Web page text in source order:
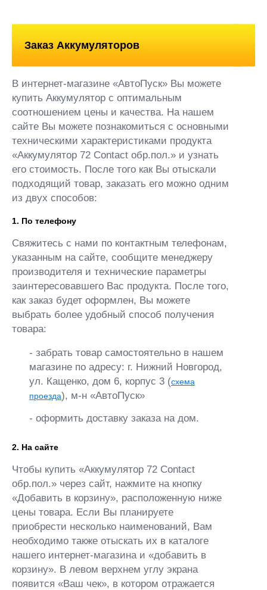
Заказ Аккумуляторов
В интернет-магазине «АвтоПуск» Вы можете
купить Аккумулятор с оптимальным
соотношением цены и качества. На нашем
сайте Вы можете познакомиться с основными
техническими характеристиками продукта
«Аккумулятор 72 Contact обр.пол.» и узнать
его стоимость. После того как Вы отыскали
подходящий товар, заказать его можно одним
из двух способов:
1. По телефону
Свяжитесь с нами по контактным телефонам,
указанным на сайте, сообщите менеджеру
производителя и технические параметры
заинтересовавшего Вас продукта. После того,
как заказ будет оформлен, Вы можете
выбрать более удобный способ получения
товара:
- забрать товар самостоятельно в нашем
магазине по адресу: г. Нижний Новгород,
ул. Кащенко, дом 6, корпус 3 (схема
проезда), м-н «АвтоПуск»
- оформить доставку заказа на дом.
2. На сайте
Чтобы купить «Аккумулятор 72 Contact
обр.пол.» через сайт, нажмите на кнопку
«Добавить в корзину», расположенную ниже
цены товара. Если Вы планируете
приобрести несколько наименований, Вам
необходимо также отыскать их в каталоге
нашего интернет-магазина и «добавить в
корзину». В левом верхнем углу экрана
появится «Ваш чек», в котором отражается